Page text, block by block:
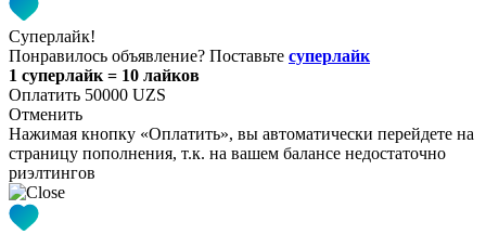
Суперлайк!
Понравилось объявление? Поставьте суперлайк
1 суперлайк = 10 лайков
Оплатить 50000 UZS
Отменить
Нажимая кнопку «Оплатить», вы автоматически перейдете на
страницу пополнения, т.к. на вашем балансе недостаточно
риэлтингов